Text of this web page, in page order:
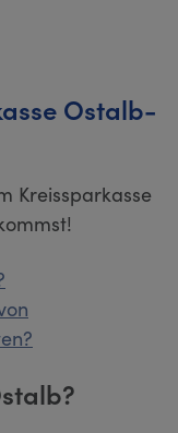
Ostalb-
Kreissparkasse